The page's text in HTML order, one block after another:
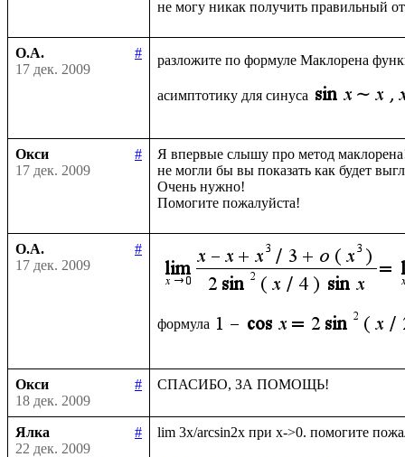
О.А.
#
17 дек. 2009
разложите по формуле Маклорена
асимптотику для синуса
Окси
#
17 дек. 2009
Я впервые слышу про метод
не могли бы вы показать как будет
Очень нужно!
О.А.
#
17 дек. 2009
формула
Окси
#
18 дек. 2009
Ялка
#
22 дек. 2009